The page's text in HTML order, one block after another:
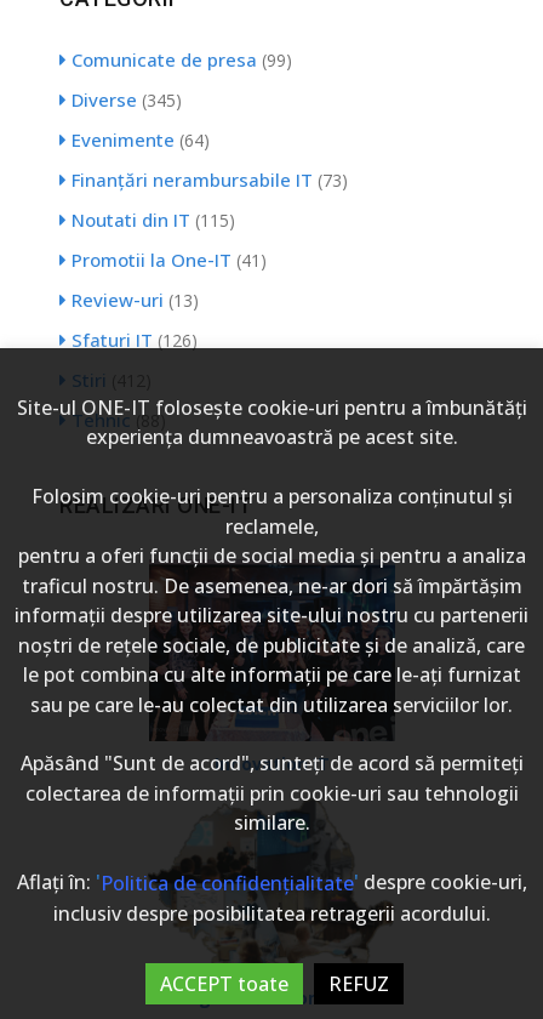
Comunicate de presa (99)
Diverse (345)
Evenimente (64)
Finanțări nerambursabile IT (73)
Noutati din IT (115)
Promotii la One-IT (41)
Review-uri (13)
Sfaturi IT (126)
Stiri
Tehnic(88)
REALIZARI ONE-IT
Innovation IT
Digitalizăm Romania
Site-ul ONE-IT foloseşte cookie-uri pentru a îmbunătăți
experiența dumneavoastră pe acest site.
Folosim cookie-uri pentru a personaliza conținutul și
reclamele,
pentru a oferi funcții de social media și pentru a analiza
traficul nostru. De asemenea, ne-ar dori să împărtășim
informații despre utilizarea site-ului nostru cu partenerii
noștri de rețele sociale, de publicitate și de analiză, care
le pot combina cu alte informații pe care le-ați furnizat
sau pe care le-au colectat din utilizarea serviciilor lor.
Apăsând "Sunt de acord", sunteți de acord să permiteți
colectarea de informații prin cookie-uri sau tehnologii
similare.
Aflați în: 'Politica de confidențialitate' despre cookie-uri,
inclusiv despre posibilitatea retragerii acordului.
ACCEPT toate REFUZ